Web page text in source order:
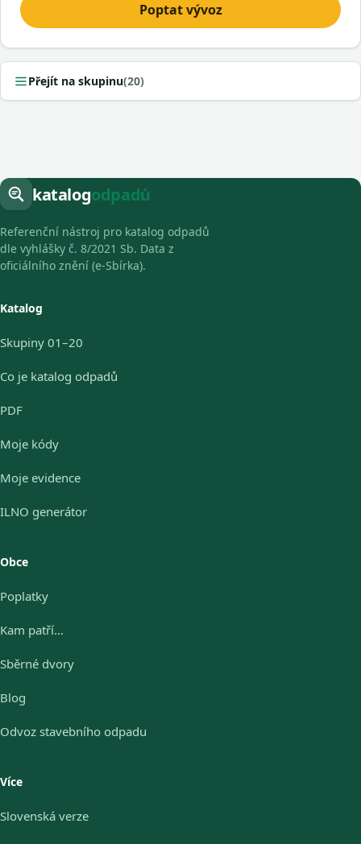
Poptat vývoz
Přejít na skupinu(20)
katalogodpadů
Referenční nástroj pro katalog odpadů
dle vyhlášky č. 8/2021 Sb. Data z
oficiálního znění (e-Sbírka).
Katalog
Skupiny 01–20
Co je katalog odpadů
PDF
Moje kódy
Moje evidence
ILNO generátor
Obce
Poplatky
Kam patří…
Sběrné dvory
Blog
Odvoz stavebního odpadu
Více
Slovenská verze